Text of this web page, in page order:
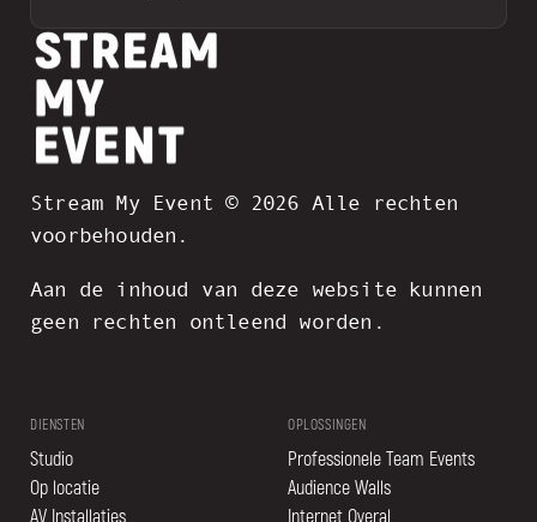
Stream My Event © 2026 Alle rechten
voorbehouden.
Aan de inhoud van deze website kunnen
geen rechten ontleend worden.
DIENSTEN
Studio
Op locatie
AV Installaties
OPLOSSINGEN
Professionele Team Events
Audience Walls
Internet Overal